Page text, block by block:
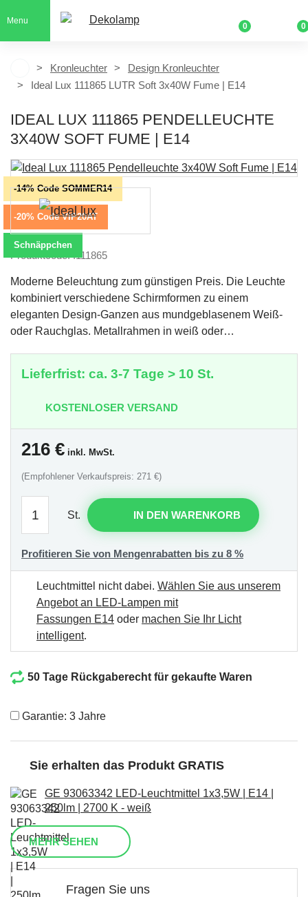
Menu
0 0
Kronleuchter
Design Kronleuchter
Ideal Lux 111865 LUTR Soft 3x40W Fume | E14
IDEAL LUX 111865 PENDELLEUCHTE
3X40W SOFT FUME | E14
-14% Code SOMMER14
-20% Code VIP20AT
Schnäppchen
Produktcode: I111865
Moderne Beleuchtung zum günstigen Preis. Die Leuchte
kombiniert verschiedene Schirmformen zu einem
eleganten Design-Ganzen aus mundgeblasenem Weiß-
oder Rauchglas. Metallrahmen in weiß oder…
Lieferfrist: ca. 3-7 Tage > 10 St.
KOSTENLOSER VERSAND
216 € inkl. MwSt.
(Empfohlener Verkaufspreis: 271 €)
St. IN DEN WARENKORB
Profitieren Sie von Mengenrabatten bis zu 8 %
Leuchtmittel nicht dabei. Wählen Sie aus unserem
Angebot an LED-Lampen mit
Fassungen E14 oder machen Sie Ihr Licht
intelligent.
50 Tage Rückgaberecht für gekaufte Waren
Garantie: 3 Jahre
Sie erhalten das Produkt GRATIS
GE 93063342 LED-Leuchtmittel 1x3,5W | E14 |
250lm | 2700 K - weiß
MEHR SEHEN
Fragen Sie uns